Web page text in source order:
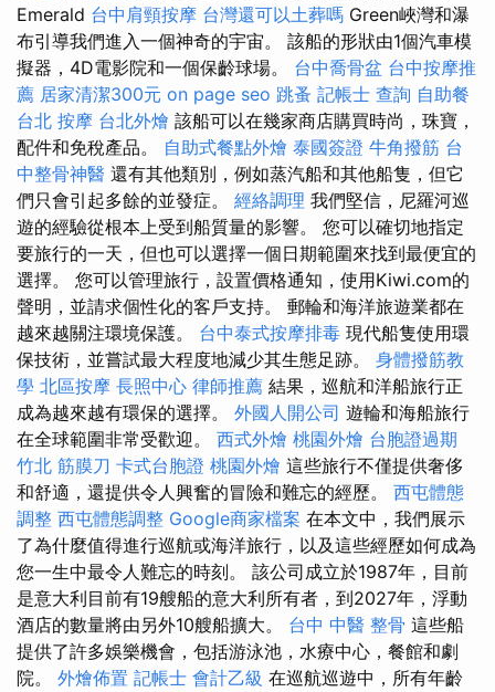
Emerald 台中肩頸按摩 台灣還可以土葬嗎 Green峽灣和瀑
布引導我們進入一個神奇的宇宙。 該船的形狀由1個汽車模
擬器，4D電影院和一個保齡球場。 台中喬骨盆 台中按摩推
薦 居家清潔300元 on page seo 跳蚤 記帳士 查詢 自助餐
台北 按摩 台北外燴 該船可以在幾家商店購買時尚，珠寶，
配件和免稅產品。 自助式餐點外燴 泰國簽證 牛角撥筋 台
中整骨神醫 還有其他類別，例如蒸汽船和其他船隻，但它
們只會引起多餘的並發症。 經絡調理 我們堅信，尼羅河巡
遊的經驗從根本上受到船質量的影響。 您可以確切地指定
要旅行的一天，但也可以選擇一個日期範圍來找到最便宜的
選擇。 您可以管理旅行，設置價格通知，使用Kiwi.com的
聲明，並請求個性化的客戶支持。 郵輪和海洋旅遊業都在
越來越關注環境保護。 台中泰式按摩排毒 現代船隻使用環
保技術，並嘗試最大程度地減少其生態足跡。 身體撥筋教
學 北區按摩 長照中心 律師推薦 結果，巡航和洋船旅行正
成為越來越有環保的選擇。 外國人開公司 遊輪和海船旅行
在全球範圍非常受歡迎。 西式外燴 桃園外燴 台胞證過期
竹北 筋膜刀 卡式台胞證 桃園外燴 這些旅行不僅提供奢侈
和舒適，還提供令人興奮的冒險和難忘的經歷。 西屯體態
調整 西屯體態調整 Google商家檔案 在本文中，我們展示
了為什麼值得進行巡航或海洋旅行，以及這些經歷如何成為
您一生中最令人難忘的時刻。 該公司成立於1987年，目前
是意大利目前有19艘船的意大利所有者，到2027年，浮動
酒店的數量將由另外10艘船擴大。 台中 中醫 整骨 這些船
提供了許多娛樂機會，包括游泳池，水療中心，餐館和劇
院。 外燴佈置 記帳士 會計乙級 在巡航巡遊中，所有年齡